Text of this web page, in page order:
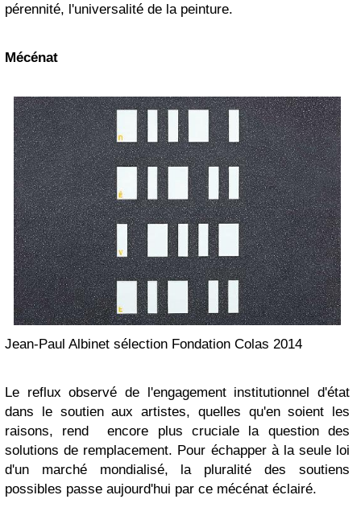
pérennité, l'universalité de la peinture.
Mécénat
Jean-Paul Albinet sélection Fondation Colas 2014
Le reflux observé de l'engagement institutionnel d'état
dans le soutien aux artistes, quelles qu'en soient les
raisons, rend encore plus cruciale la question des
solutions de remplacement. Pour échapper à la seule loi
d'un marché mondialisé, la pluralité des soutiens
possibles passe aujourd'hui par ce mécénat éclairé.